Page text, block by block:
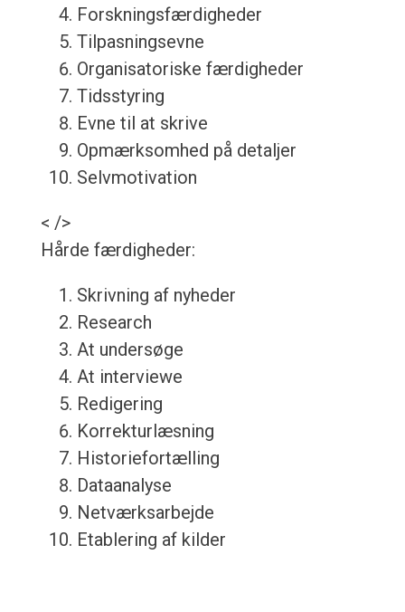
Forskningsfærdigheder
Tilpasningsevne
Organisatoriske færdigheder
Tidsstyring
Evne til at skrive
Opmærksomhed på detaljer
Selvmotivation
< />
Hårde færdigheder:
Skrivning af nyheder
Research
At undersøge
At interviewe
Redigering
Korrekturlæsning
Historiefortælling
Dataanalyse
Netværksarbejde
Etablering af kilder